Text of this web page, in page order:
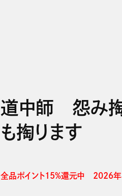
道中師 怨み
も掏ります
全品ポイント15%還元中　2026年